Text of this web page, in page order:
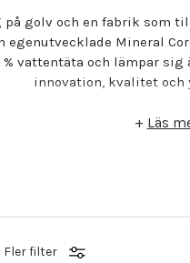
golv och en fabrik som
egenutvecklade Mineral
vattentäta och lämpar
innovation, kvalitet
+ Läs
Fler filter